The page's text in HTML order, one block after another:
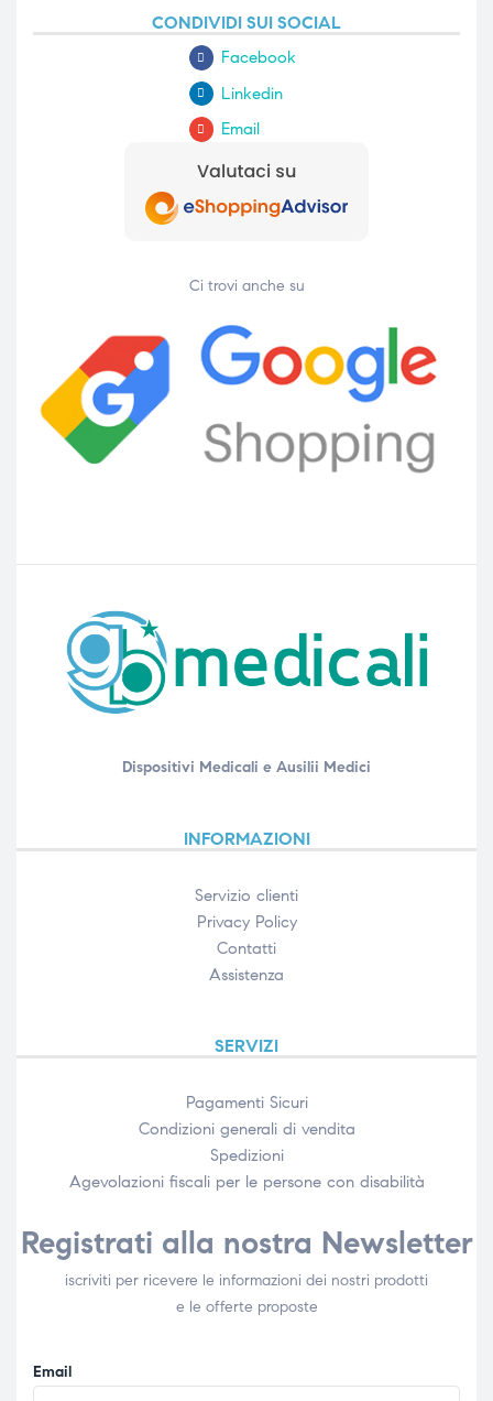
CONDIVIDI SUI SOCIAL
Facebook
Linkedin
Email
Ci trovi anche su
Dispositivi Medicali e Ausilii Medici
INFORMAZIONI
Servizio clienti
Privacy Policy
Contatti
Assistenza
SERVIZI
Pagamenti Sicuri
Condizioni generali di vendita
Spedizioni
Agevolazioni fiscali per le persone con disabilità​
Registrati alla nostra Newsletter
iscriviti per ricevere le informazioni dei nostri prodotti
e le offerte proposte
Email